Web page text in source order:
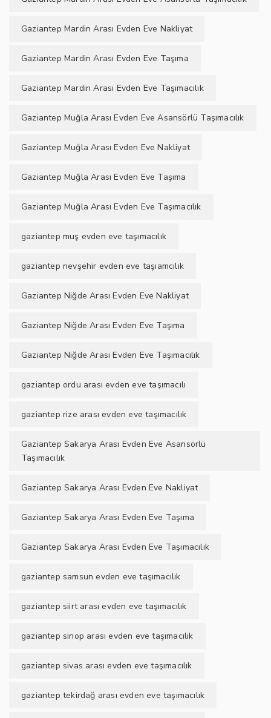
Gaziantep Mardin Arası Evden Eve Nakliyat
Gaziantep Mardin Arası Evden Eve Taşıma
Gaziantep Mardin Arası Evden Eve Taşımacılık
Gaziantep Muğla Arası Evden Eve Asansörlü Taşımacılık
Gaziantep Muğla Arası Evden Eve Nakliyat
Gaziantep Muğla Arası Evden Eve Taşıma
Gaziantep Muğla Arası Evden Eve Taşımacılık
gaziantep muş evden eve taşımacılık
gaziantep nevşehir evden eve taşıamcılık
Gaziantep Niğde Arası Evden Eve Nakliyat
Gaziantep Niğde Arası Evden Eve Taşıma
Gaziantep Niğde Arası Evden Eve Taşımacılık
gaziantep ordu arası evden eve taşımacılı
gaziantep rize arası evden eve taşımacılık
Gaziantep Sakarya Arası Evden Eve Asansörlü
Taşımacılık
Gaziantep Sakarya Arası Evden Eve Nakliyat
Gaziantep Sakarya Arası Evden Eve Taşıma
Gaziantep Sakarya Arası Evden Eve Taşımacılık
gaziantep samsun evden eve taşımacılık
gaziantep siirt arası evden eve taşımacılık
gaziantep sinop arası evden eve taşımacılık
gaziantep sivas arası evden eve taşımacılık
gaziantep tekirdağ arası evden eve taşımacılık